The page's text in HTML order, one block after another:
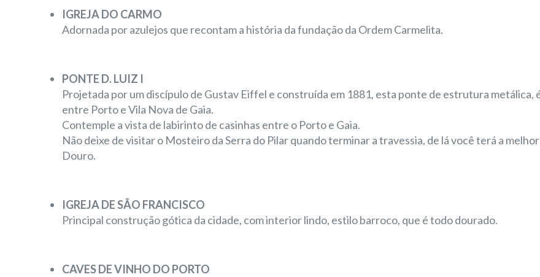
IGREJA DO CARMO
Adornada por azulejos que recontam a história da fundação da Ordem Carmelita.
PONTE D. LUIZ I
Projetada por um discípulo de Gustav Eiffel e construída em 1881, esta ponte de estrutura metálica,
entre Porto e Vila Nova de Gaia.
Contemple a vista de labirinto de casinhas entre o Porto e Gaia.
Não deixe de visitar o Mosteiro da Serra do Pilar quando terminar a travessia, de lá você terá a
Douro.
IGREJA DE SÃO FRANCISCO
Principal construção gótica da cidade, com interior lindo, estilo barroco, que é todo dourado.
CAVES DE VINHO DO PORTO